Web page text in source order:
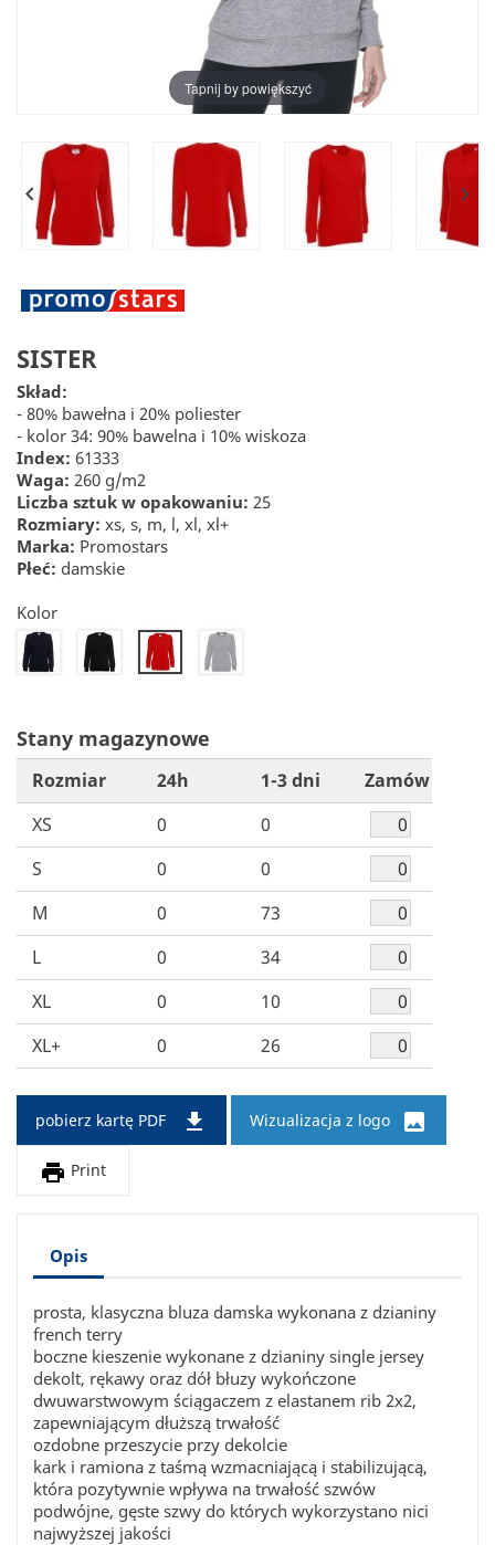
Tapnij by powiększyć
 
SISTER
Skład:
- 80% bawełna i 20% poliester
- kolor 34: 90% bawelna i 10% wiskoza
Index: 61333
Waga: 260 g/m2
Liczba sztuk w opakowaniu: 25
Rozmiary: xs, s, m, l, xl, xl+
Marka: Promostars
Płeć: damskie
Kolor
22
26 30 34
Stany magazynowe
Rozmiar 24h 1-3 dni
Zamów
XS
0
0
S
0
0
M
0
73
L
0
34
XL
0
10
XL+
0 26
pobierz kartę PDF  Wizualizacja z logo

 Print
Opis
prosta, klasyczna bluza damska wykonana z dzianiny
french terry
boczne kieszenie wykonane z dzianiny single jersey
dekolt, rękawy oraz dół błuzy wykończone
dwuwarstwowym ściągaczem z elastanem rib 2x2,
zapewniającym dłuższą trwałość
ozdobne przeszycie przy dekolcie
kark i ramiona z taśmą wzmacniającą i stabilizującą,
która pozytywnie wpływa na trwałość szwów
podwójne, gęste szwy do których wykorzystano nici
najwyższej jakości